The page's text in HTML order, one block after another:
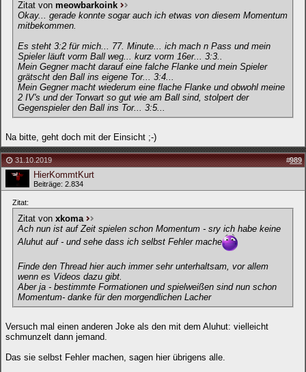
Zitat von meowbarkoink
Okay... gerade konnte sogar auch ich etwas von diesem Momentum
mitbekommen.
Es steht 3:2 für mich... 77. Minute... ich mach n Pass und mein
Spieler läuft vorm Ball weg... kurz vorm 16er... 3:3..
Mein Gegner macht darauf eine falche Flanke und mein Spieler
grätscht den Ball ins eigene Tor... 3:4...
Mein Gegner macht wiederum eine flache Flanke und obwohl meine
2 IV's und der Torwart so gut wie am Ball sind, stolpert der
Gegenspieler den Ball ins Tor... 3:5...
Na bitte, geht doch mit der Einsicht ;-)
31.10.2019 #989
HierKommtKurt
Beiträge: 2.834
Zitat:
Zitat von xkoma
Ach nun ist auf Zeit spielen schon Momentum - sry ich habe keine
Aluhut auf - und sehe dass ich selbst Fehler mache
Finde den Thread hier auch immer sehr unterhaltsam, vor allem
wenn es Videos dazu gibt.
Aber ja - bestimmte Formationen und spielweißen sind nun schon
Momentum- danke für den morgendlichen Lacher
Versuch mal einen anderen Joke als den mit dem Aluhut: vielleicht
schmunzelt dann jemand.
Das sie selbst Fehler machen, sagen hier übrigens alle.